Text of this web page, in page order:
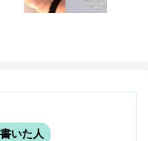
いた人